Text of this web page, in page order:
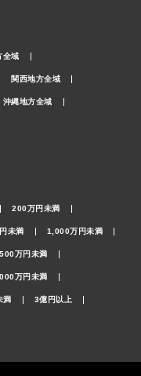
全域
関西地方全域
沖縄地方全域
200万円未満
未満 1,000万円未満
万円未満
万円未満
満 3億円以上